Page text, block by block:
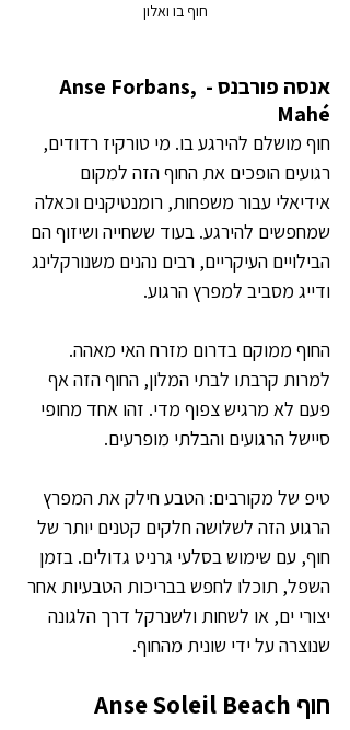
חוף בו ואלון
אנסה פורבנס - Anse Forbans,
Mahé
חוף מושלם להירגע בו. מי טורקיז רדודים,
רגועים הופכים את החוף הזה למקום
אידיאלי עבור משפחות, רומנטיקנים וכאלה
שמחפשים להירגע. בעוד ששחייה ושיזוף הם
הבילויים העיקריים, רבים נהנים משנורקלינג
ודייג מסביב למפרץ הרגוע.
החוף ממוקם בדרום מזרח האי מאהה.
למרות קרבתו לבתי המלון, החוף הזה אף
פעם לא מרגיש צפוף מדי. זהו אחד מחופי
סיישל הרגועים והבלתי מופרעים.
טיפ של מקורבים: הטבע חילק את המפרץ
הרגוע הזה לשלושה חלקים קטנים יותר של
חוף, עם שימוש בסלעי גרניט גדולים. בזמן
השפל, תוכלו לחפש בבריכות הטבעיות אחר
יצורי ים, או לשחות ולשנרקל דרך הלגונה
שנוצרה על ידי שונית מהחוף.
חוף Anse Soleil Beach